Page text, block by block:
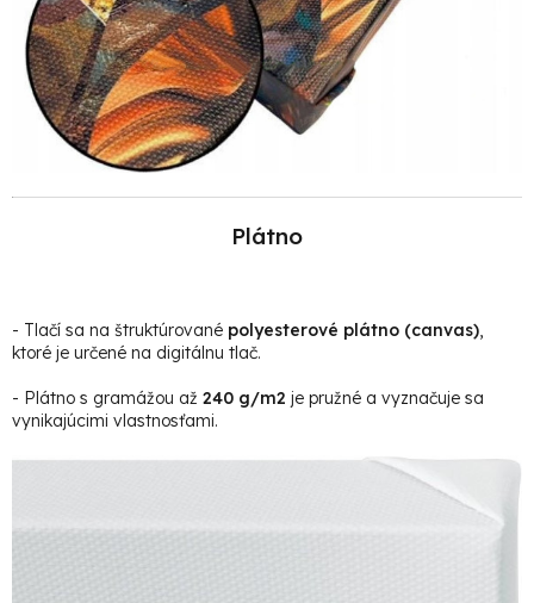
Plátno
- Tlačí sa na štruktúrované polyesterové plátno (canvas),
ktoré je určené na digitálnu tlač.
- Plátno s gramážou až 240 g/m2 je pružné a vyznačuje sa
vynikajúcimi vlastnosťami.